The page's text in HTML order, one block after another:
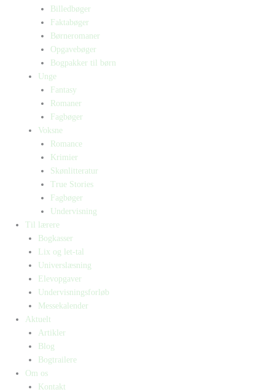
Billedbøger
Faktabøger
Børneromaner
Opgavebøger
Bogpakker til børn
Unge
Fantasy
Romaner
Fagbøger
Voksne
Romance
Krimier
Skønlitteratur
True Stories
Fagbøger
Undervisning
Til lærere
Bogkasser
Lix og let-tal
Universlæsning
Elevopgaver
Undervisningsforløb
Messekalender
Aktuelt
Artikler
Blog
Bogtrailere
Om os
Kontakt